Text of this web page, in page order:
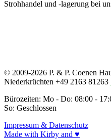
Strohhandel und -lagerung bei
© 2009-2026 P. & P. Coenen
Niederkrüchten +49 2163 81263
Bürozeiten: Mo - Do: 08:00 -
So: Geschlossen
Impressum & Datenschutz
Made with Kirby and ♥